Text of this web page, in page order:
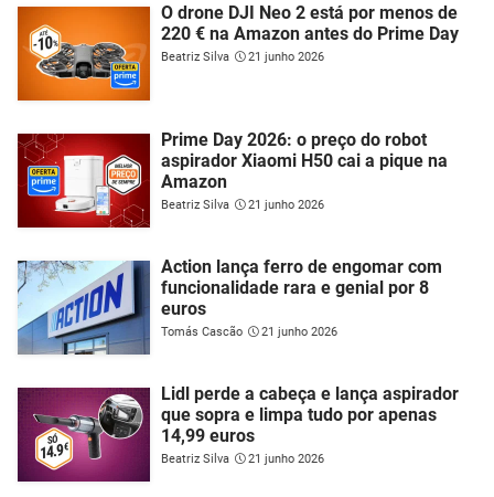
O drone DJI Neo 2 está por menos de
220 € na Amazon antes do Prime Day
Beatriz Silva 21 junho 2026
Prime Day 2026: o preço do robot
aspirador Xiaomi H50 cai a pique na
Amazon
Beatriz Silva 21 junho 2026
Action lança ferro de engomar com
funcionalidade rara e genial por 8
euros
Tomás Cascão 21 junho 2026
Lidl perde a cabeça e lança aspirador
que sopra e limpa tudo por apenas
14,99 euros
Beatriz Silva 21 junho 2026